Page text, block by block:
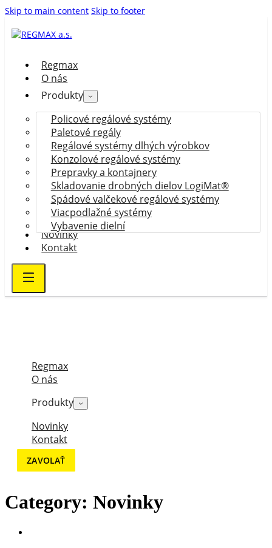
Skip to main content Skip to footer
Regmax
O nás
Produkty
Policové regálové systémy
Paletové regály
Regálové systémy dlhých výrobkov
Konzolové regálové systémy
Prepravky a kontajnery
Skladovanie drobných dielov LogiMat®
Spádové valčekové regálové systémy
Viacpodlažné systémy
Vybavenie dielní
Novinky
Kontakt
Regmax
O nás
Produkty
Novinky
Kontakt
ZAVOLAŤ
Category: Novinky